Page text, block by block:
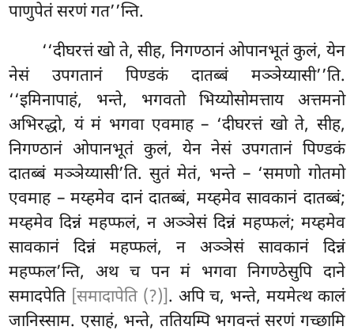
पाणुपेतं सरणं गत’’न्ति.
‘‘दीघरत्तंखो ते, सीह, निगण्ठानं ओपानभूतं कुलं, येन
नेसं उपगतानं पिण्डकं दातब्बं मञ्ञेय्यासी’’ति.
‘‘इमिनापाहं, भन्ते, भगवतो भिय्योसोमत्ताय अत्तमनो
अभिरद्धो, यं मं भगवा एवमाह – ‘दीघरत्तं खो ते, सीह,
निगण्ठानं ओपानभूतं कुलं, येननेसं उपगतानं पिण्डकं
दातब्बं मञ्ञेय्यासी’ति. सुतं मेतं, भन्ते – ‘समणो गोतमो
एवमाह – मय्हमेव दानं दातब्बं, मय्हमेव सावकानं दातब्बं;
मय्हमेव दिन्नं महप्फलं, न अञ्ञेसं दिन्नं महप्फलं; मय्हमेव
सावकानं दिन्नं महप्फलं, न अञ्ञेसं सावकानं दिन्नं
महप्फल’न्ति, अथ च पन मं भगवा निगण्ठेसुपि दाने
समादपेति [समादापेति (?)]. अपि च, भन्ते, मयमेत्थ कालं
जानिस्साम. एसाहं, भन्ते, ततियम्पि भगवन्तं सरणं गच्छामि